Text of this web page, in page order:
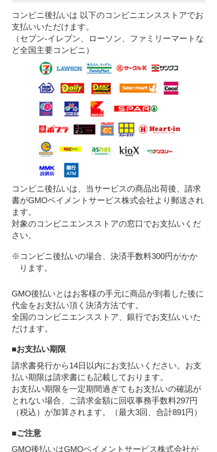
コンビニ後払いは 以下のコンビニエンスストアでお
支払いいただけます。
（セブン-イレブン、ローソン、ファミリーマートな
ど全国主要コンビニ）
コンビニ後払いは、当サービスの商品出荷後、請求
書がGMOペイメントサービス株式会社より郵送され
ます。
対象のコンビニエンスストアの窓口でお支払いくだ
さい。
※コンビニ後払いの場合、決済手数料300円がかか
ります。
GMO後払いとはお客様の手元に商品が到着した後に
代金をお支払い頂く決済方法です。
全国のコンビニエンスストア、銀行でお支払いいた
だけます。
■お支払い期限
請求書発行から14日以内にお支払いください。お支
払い期限は請求書にも記載しております。
お支払い期限を一定期間過ぎてもお支払いの確認が
とれない場合、ご請求金額に回収事務手数料297円
（税込）が加算されます。（最大3回、合計891円）
■ご注意
GMO後払いはGMOペイメントサービス株式会社が